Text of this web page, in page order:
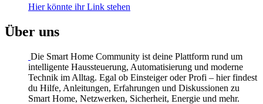
Hier könnte ihr Link stehen
Über uns
Die Smart Home Community ist deine Plattform rund um
intelligente Haussteuerung, Automatisierung und moderne
Technik im Alltag. Egal ob Einsteiger oder Profi – hier findest
du Hilfe, Anleitungen, Erfahrungen und Diskussionen zu
Smart Home, Netzwerken, Sicherheit, Energie und mehr.